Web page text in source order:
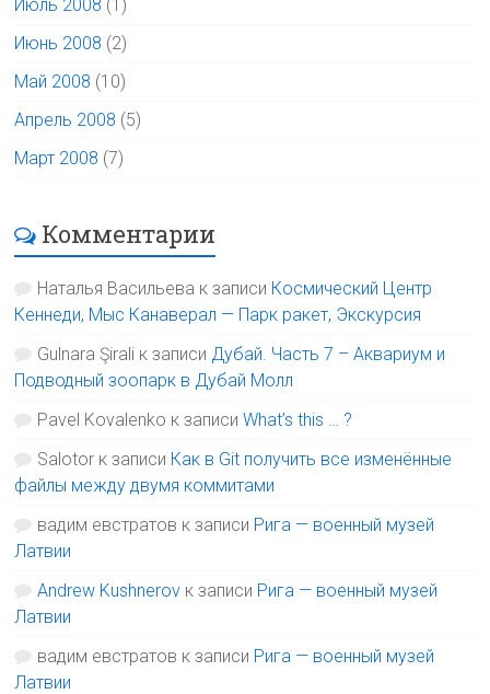
Июль 2008 (1)
Июнь 2008 (2)
Май 2008 (10)
Апрель 2008 (5)
Март 2008 (7)
Комментарии
Наталья Васильева к записи Космический Центр
Кеннеди, Мыс Канаверал — Парк ракет, Экскурсия
Gulnara Şirali к записи Дубай. Часть 7 – Аквариум и
Подводный зоопарк в Дубай Молл
Pavel Kovalenko к записиWhat’s this … ?
Salotor к записи Как в Git получить все изменённые
файлы между двумя коммитами
вадим евстратов к записи Рига — военный музей
Латвии
Andrew Kushnerov к записи Рига — военный музей
Латвии
вадим евстратов к записи Рига — военный музей
Латвии